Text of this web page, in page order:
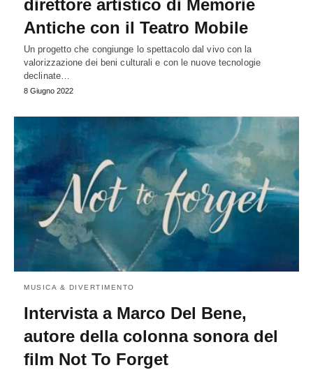
direttore artistico di Memorie
Antiche con il Teatro Mobile
Un progetto che congiunge lo spettacolo dal vivo con la
valorizzazione dei beni culturali e con le nuove tecnologie
declinate…
8 Giugno 2022
MUSICA & DIVERTIMENTO
Intervista a Marco Del Bene,
autore della colonna sonora del
film Not To Forget